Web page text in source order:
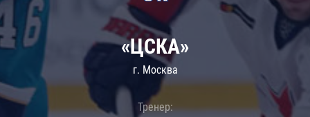
«ЦСКА»
г. Москва
Тренер: